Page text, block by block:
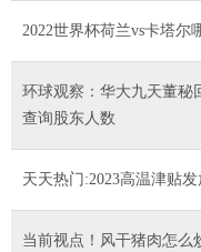
2022世界杯荷兰vs卡塔尔
环球观察：华大九天董秘
查询股东人数
天天热门:2023高温津贴
当前视点！风干猪肉怎么